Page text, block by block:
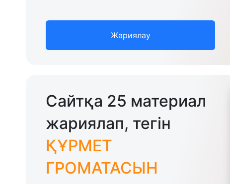
Жариялау
Сайтқа 25 материал
жариялап, тегін
ҚҰРМЕТ
ГРОМАТАСЫН